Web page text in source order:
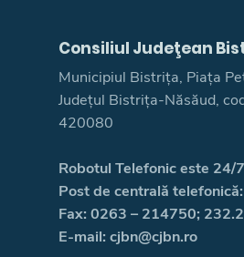
Consiliul Judeţean
Municipiul Bistrița, Piața
Județul Bistrița-Năsăud,
420080
Robotul Telefonic este 24/
Post de centrală telefonică:
Fax: 0263 – 214750;
E-mail: cjbn@cjbn.ro